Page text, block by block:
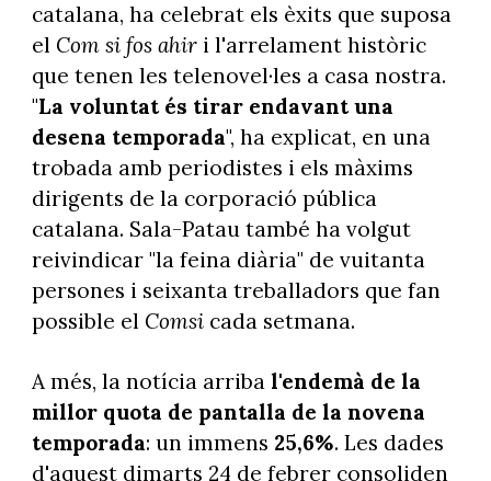
catalana, ha celebrat els èxits que suposa
el Com si fos ahiri l'arrelament històric
que tenen les telenovel·les a casa nostra.
"La voluntat és tirar endavant una
desena temporada", ha explicat, en una
trobada amb periodistes i els màxims
dirigents de la corporació pública
catalana. Sala-Patau també ha volgut
reivindicar "la feina diària" de vuitanta
persones i seixanta treballadors que fan
possible el Comsi cada setmana.
A més, la notícia arribal'endemà de la
millor quota de pantalla de la novena
temporada: un immens 25,6%. Les dades
d'aquest dimarts 24 de febrer consoliden